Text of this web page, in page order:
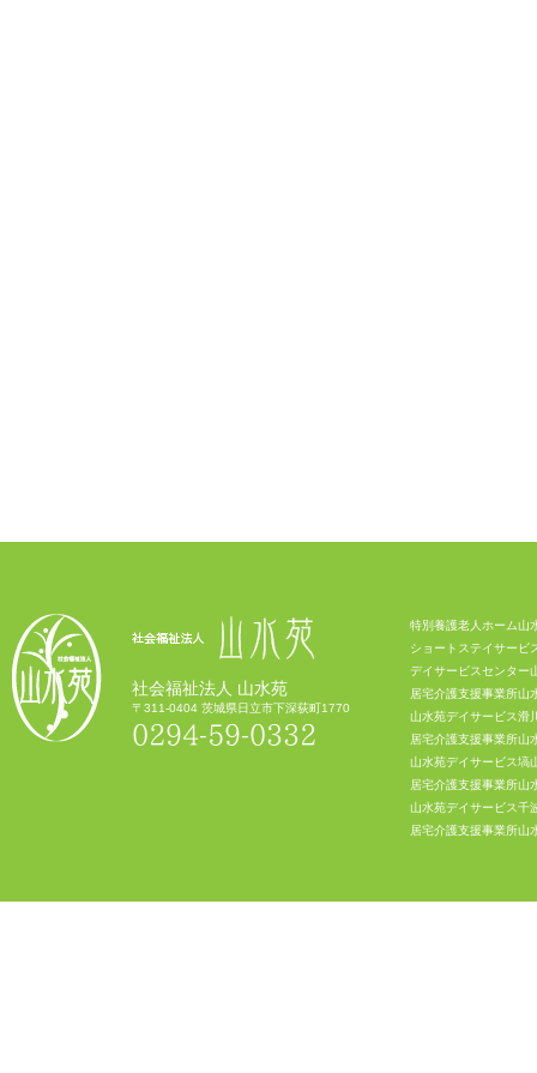
社会福祉法人 山水苑
〒311-0404 茨城県日立市下深荻町1770
0294-59-0332
特別養護老人ホーム山
ショートステイサービ
デイサービスセンター
居宅介護支援事業所山
山水苑デイサービス滑
居宅介護支援事業所山
山水苑デイサービス塙
居宅介護支援事業所山
山水苑デイサービス千
居宅介護支援事業所山